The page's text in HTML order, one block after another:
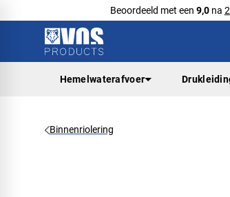
Beoordeeld met een 9,0na
Hemelwaterafvoer
Binnenriolering